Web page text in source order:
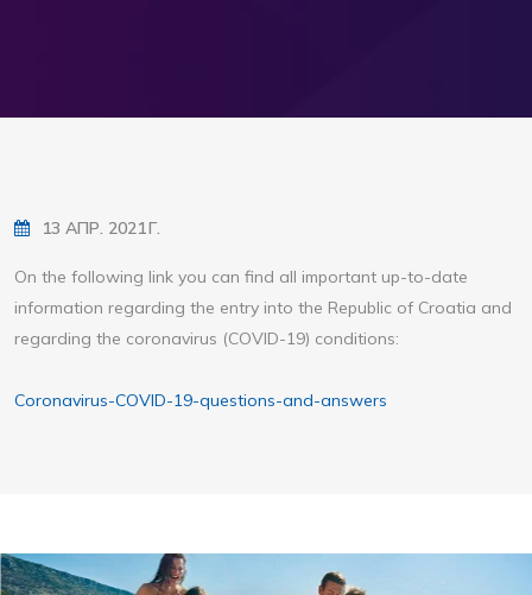
13 АПР. 2021 Г.
On the following link you can find all important up-to-date
information regarding the entry into the Republic of Croatia and
regarding the coronavirus (COVID-19) conditions:
Coronavirus-COVID-19-questions-and-answers